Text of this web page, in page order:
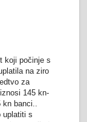
koji počinje s
na ziro
za
145 kn-
kn banci..
uplatiti s